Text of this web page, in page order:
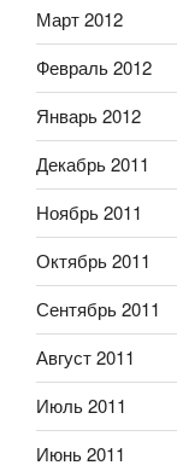
Март 2012
Февраль 2012
Январь 2012
Декабрь 2011
Ноябрь 2011
Октябрь 2011
Сентябрь 2011
Август 2011
Июль 2011
Июнь 2011